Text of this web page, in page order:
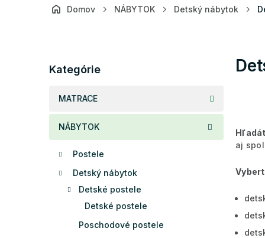
Domov NÁBYTOK Detský nábytok
n
n
l
kategórie
Kategórie
MATRACE
NÁBYTOK
Postele
Detský nábytok
Detské postele
Detské postele
Poschodové postele
aj